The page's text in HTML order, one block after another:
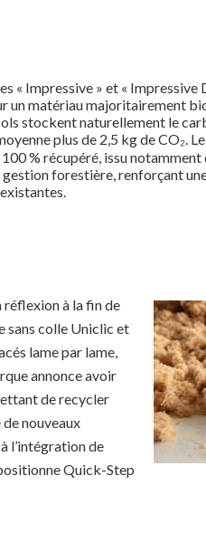
« Impressive » et « Impressive
un matériau majoritairement
stockent naturellement le
plus de 2,5 kg de CO₂.
% récupéré, issu
gestion forestière, renforçant
à la fin de
sans colle Uniclic et
lame par lame,
annonce avoir
de recycler
nouveaux
l’intégration de
Quick-Step